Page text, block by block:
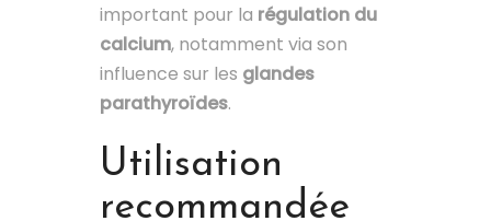
important pour la régulation du
calcium, notamment via son
influence sur les glandes
parathyroïdes.
Utilisation
recommandée